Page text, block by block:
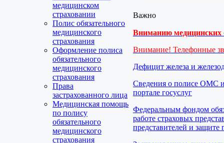
медицинском
страховании
Полис обязательного
медицинского
страхования
Оформление полиса
обязательного
медицинского
страхования
Права
застрахованного лица
Медицинская помощь
по полису
обязательного
медицинского
страхования
Важно
Вниманию медицинских
Внимание! Телефонные
Дефицит железа и
Сведения о полисе ОМС
портале госуслуг
Федеральным фондом
работе страховых
представителей и защите